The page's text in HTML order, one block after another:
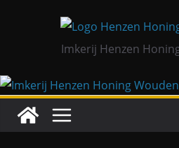
Imkerij Henzen